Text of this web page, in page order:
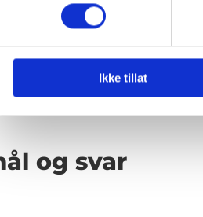
Ikke tillat
og svar